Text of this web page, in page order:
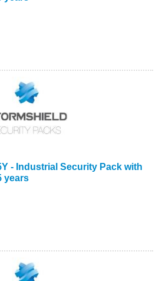
- Industrial Security Pack with
years